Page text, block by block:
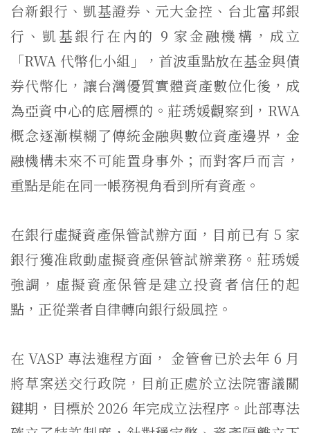
台新銀行、凱基證券、元大金控、台北富邦銀
行、凱基銀行在內的 9 家金融機構，成立
「RWA 代幣化小組」，首波重點放在基金與債
券代幣化，讓台灣優質實體資產數位化後，成
為亞資中心的底層標的。莊琇媛觀察到，RWA
概念逐漸模糊了傳統金融與數位資產邊界，金
融機構未來不可能置身事外；而對客戶而言，
重點是能在同一帳務視角看到所有資產。
在銀行虛擬資產保管試辦方面，目前已有 5 家
銀行獲准啟動虛擬資產保管試辦業務。莊琇媛
強調，虛擬資產保管是建立投資者信任的起
點，正從業者自律轉向銀行級風控。
在 VASP 專法進程方面， 金管會已於去年 6 月
將草案送交行政院，目前正處於立法院審議關
鍵期，目標於 2026 年完成立法程序。此部專法